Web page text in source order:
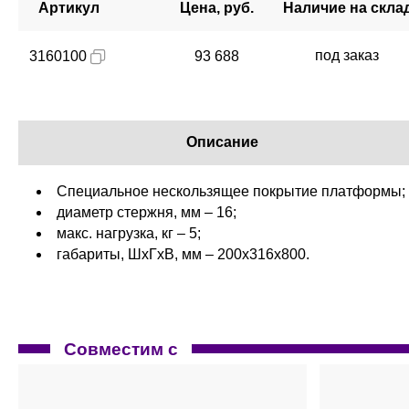
Артикул Цена, руб. Наличие на
3160100 93 688 под заказ
Описание
Специальное нескользящее покрытие платформы;
диаметр стержня, мм – 16;
макс. нагрузка, кг – 5;
габариты, ШхГхВ, мм – 200х316х800.
Совместим с